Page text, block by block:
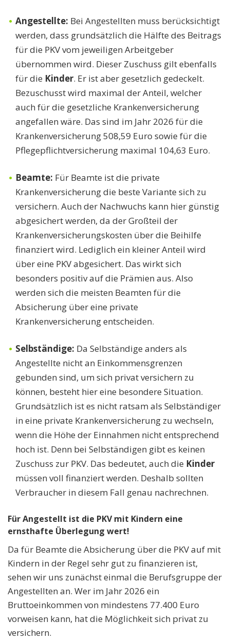
Angestellte: Bei Angestellten muss berücksichtigt
werden, dass grundsätzlich die Hälfte des Beitrags
für die PKV vom jeweiligen Arbeitgeber
übernommen wird. Dieser Zuschuss gilt ebenfalls
für die Kinder. Er ist aber gesetzlich gedeckelt.
Bezuschusst wird maximal der Anteil, welcher
auch für die gesetzliche Krankenversicherung
angefallen wäre. Das sind im Jahr 2026 für die
Krankenversicherung 508,59 Euro sowie für die
Pflegepflichtversicherung maximal 104,63 Euro.
Beamte: Für Beamte ist die private
Krankenversicherung die beste Variante sich zu
versichern. Auch der Nachwuchs kann hier günstig
abgesichert werden, da der Großteil der
Krankenversicherungskosten über die Beihilfe
finanziert wird. Lediglich ein kleiner Anteil wird
über eine PKV abgesichert. Das wirkt sich
besonders positiv auf die Prämien aus. Also
werden sich die meisten Beamten für die
Absicherung über eine private
Krankenversicherung entscheiden.
Selbständige: Da Selbständige anders als
Angestellte nicht an Einkommensgrenzen
gebunden sind, um sich privat versichern zu
können, besteht hier eine besondere Situation.
Grundsätzlich ist es nicht ratsam als Selbständiger
in eine private Krankenversicherung zu wechseln,
wenn die Höhe der Einnahmen nicht entsprechend
hoch ist. Denn bei Selbständigen gibt es keinen
Zuschuss zur PKV. Das bedeutet, auch die Kinder
müssen voll finanziert werden. Deshalb sollten
Verbraucher in diesem Fall genau nachrechnen.
Für Angestellt ist die PKV mit Kindern eine
ernsthafte Überlegung wert!
Da für Beamte die Absicherung über die PKV auf mit
Kindern in der Regel sehr gut zu finanzieren ist,
sehen wir uns zunächst einmal die Berufsgruppe der
Angestellten an. Wer im Jahr 2026 ein
Bruttoeinkommen von mindestens 77.400 Euro
vorweisen kann, hat die Möglichkeit sich privat zu
versichern.